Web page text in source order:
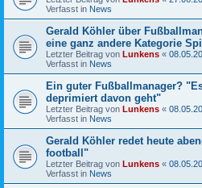
Verfasst in News
Gerald Köhler über
eine ganz andere Kategorie
Letzter Beitrag von Lunkens «
Verfasst in News
Ein guter Fußballmanager?
deprimiert davon geht"
Letzter Beitrag von Lunkens «
Verfasst in News
Gerald Köhler redet heute
football"
Letzter Beitrag von Lunkens «
Verfasst in News